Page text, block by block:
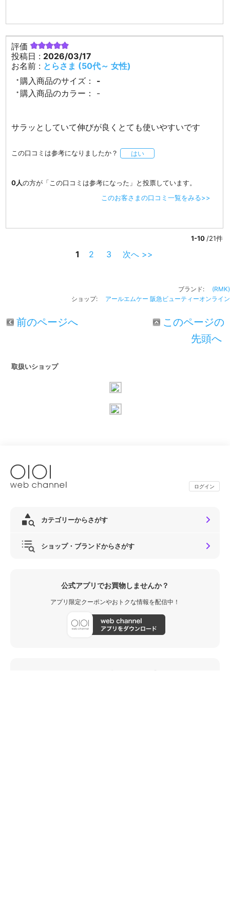
評価
投稿日 : 2026/03/17
お名前 : とらさま (50代～ 女性)
購入商品のサイズ：
-
購入商品のカラー：
-
サラッとしていて伸びが良くとても使いやすいです
この口コミは参考になりましたか？ はい
0人の方が「この口コミは参考になった」と投票しています。
このお客さまの口コミ一覧をみる>>
1-10 /21件
1 2 3 次へ >>
ブランド: (RMK)
ショップ: アールエムケー 阪急ビューティーオンライン
前のページへ
このページの
先頭へ
取扱いショップ
ログイン
カテゴリーからさがす
ショップ・ブランドからさがす
公式アプリでお買物しませんか？
アプリ限定クーポンやおトクな情報を配信中！